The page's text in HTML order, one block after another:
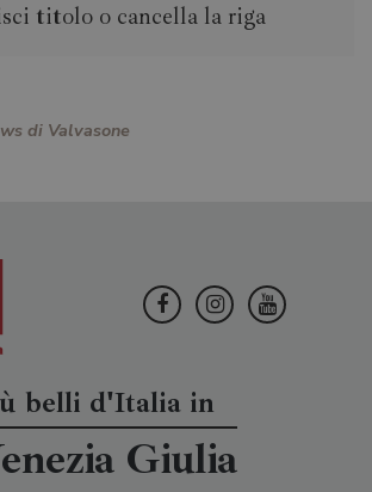
titolo o cancella la riga
di Valvasone
belli d'Italia in
Giulia